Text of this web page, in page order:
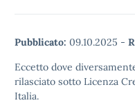
Pubblicato: 09.10.2025 -
Eccetto dove
rilasciato sotto Licenza
Italia.